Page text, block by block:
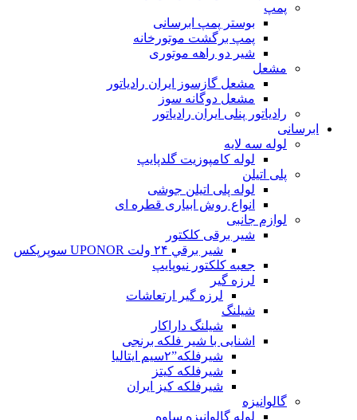
پمپ
بوستر پمپ ابرسانی
پمپ برگشت موتورخانه
شیر دو راهه موتوری
مشعل
مشعل گازسوز ایران رادیاتور
مشعل دوگانه سوز
رادیاتور پنلی ایران رادیاتور
ابرسانی
لوله سه لایه
لوله کامپوزیت گلدپایپ
پلی اتیلن
لوله پلی اتیلن جوشی
انواع روش ابیاری قطره ای
لوازم جانبی
شیر برقی کلکتور
شير برقي ۲۴ ولت UPONOR سوپرپکس
جعبه کلکتور نیوپایپ
لرزه گیر
لرزه گیر ارتعاشات
شیلنگ
شیلنگ داراکار
اشنایی با شیر فلکه برنجی
شیرفلکه”۲سیم ایتالیا
شیرفلکه کیتز
شیرفلکه کیز ایران
گالوانیزه
لوله گالوانیزه ساوه